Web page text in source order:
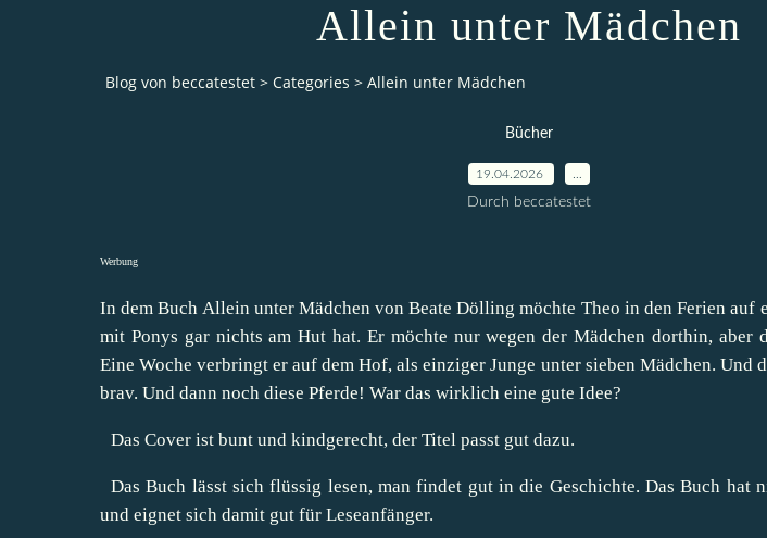
Allein unter Mädchen
Blog von beccatestet > Categories > Allein unter Mädchen
Bücher
19.04.2026
Durch beccatestet
Werbung
In dem Buch Allein unter Mädchen von Beate Dölling möchte Theo in den Ferien auf
mit Ponys gar nichts am Hut hat. Er möchte nur wegen der Mädchen dorthin, aber
Eine Woche verbringt er auf dem Hof, als einziger Junge unter sieben Mädchen. Und
brav. Und dann noch diese Pferde! War das wirklich eine gute Idee?
Das Cover ist bunt und kindgerecht, der Titel passt gut dazu.
Das Buch lässt sich flüssig lesen, man findet gut in die Geschichte. Das Buch hat
und eignet sich damit gut für Leseanfänger.